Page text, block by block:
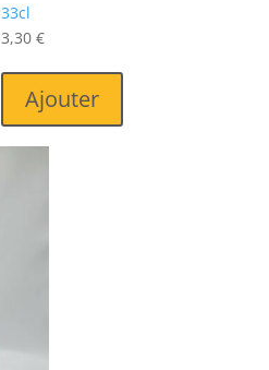
33cl
3,30 €
Ajouter